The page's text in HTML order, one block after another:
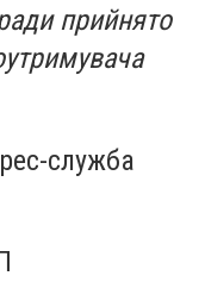
прийнято
служба